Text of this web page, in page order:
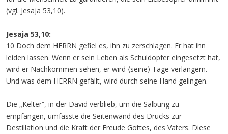
(vgl. Jesaja 53,10).
Jesaja 53,10:
10 Doch dem HERRN gefiel es, ihn zu zerschlagen. Er hat ihn
leiden lassen. Wenn er sein Leben als Schuldopfer eingesetzt hat,
wird er Nachkommen sehen, er wird ⟨seine⟩ Tage verlängern.
Und was dem HERRN gefällt, wird durch seine Hand gelingen.
Die „Kelter“, in der David verblieb, um die Salbung zu
empfangen, umfasste die Seitenwand des Drucks zur
Destillation und die Kraft der Freude Gottes, des Vaters. Diese